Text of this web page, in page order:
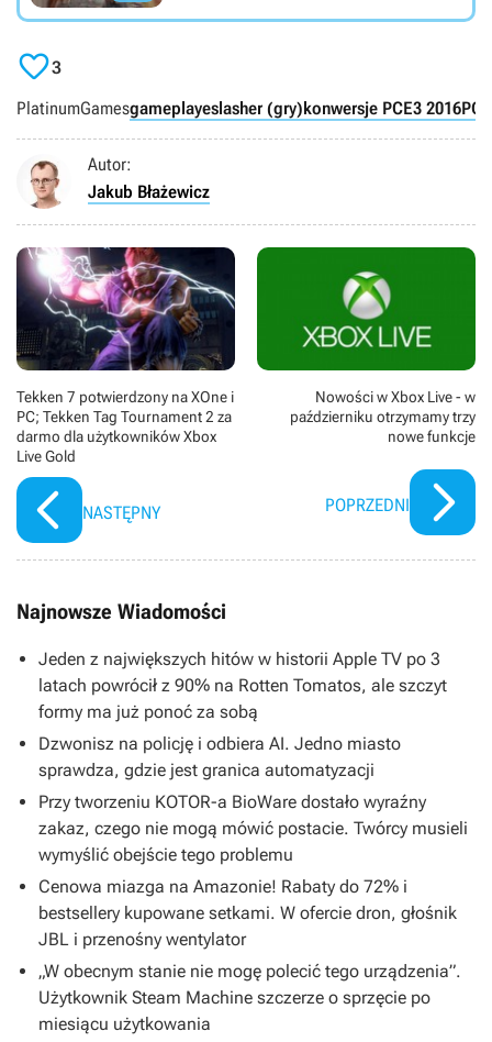
3
PlatinumGamesgameplayeslasher (gry)konwersje PCE3 2016PC
Autor:
Jakub Błażewicz
Tekken 7 potwierdzony na XOne i
PC; Tekken Tag Tournament 2 za
darmo dla użytkowników Xbox
Live Gold
NASTĘPNY
Nowości w Xbox Live - w
październiku otrzymamy trzy
nowe funkcje
POPRZEDNI
Najnowsze Wiadomości
Jeden z największych hitów w historii Apple TV po 3
latach powrócił z 90% na Rotten Tomatos, ale szczyt
formy ma już ponoć za sobą
Dzwonisz na policję i odbiera AI. Jedno miasto
sprawdza, gdzie jest granica automatyzacji
Przy tworzeniu KOTOR-a BioWare dostało wyraźny
zakaz, czego nie mogą mówić postacie. Twórcy musieli
wymyślić obejście tego problemu
Cenowa miazga na Amazonie! Rabaty do 72% i
bestsellery kupowane setkami. W ofercie dron, głośnik
JBL i przenośny wentylator
„W obecnym stanie nie mogę polecić tego urządzenia”.
Użytkownik Steam Machine szczerze o sprzęcie po
miesiącu użytkowania